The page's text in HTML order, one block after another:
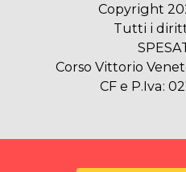
Copyright
Tutti i
Corso Vittorio
CF e P.Iva: